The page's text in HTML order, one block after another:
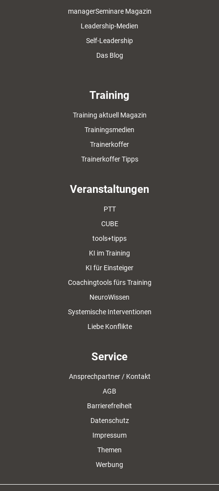
managerSeminare Magazin
Leadership-Medien
Self-Leadership
Das Blog
Training
Training aktuell Magazin
Trainingsmedien
Trainerkoffer
Trainerkoffer Tipps
Veranstaltungen
PTT
CUBE
tools+tipps
KI im Training
KI für Einsteiger
Coachingtools fürs Training
NeuroWissen
Systemische Interventionen
Liebe Konflikte
Service
Ansprechpartner / Kontakt
AGB
Barrierefreiheit
Datenschutz
Impressum
Themen
Werbung